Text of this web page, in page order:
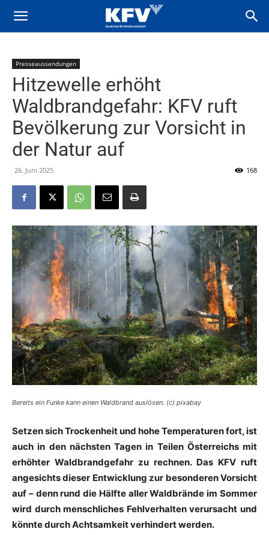
Presseaussendungen
Hitzewelle erhöht
Waldbrandgefahr: KFV ruft
Bevölkerung zur Vorsicht in
der Natur auf
26. Juni 2025 168
Bereits ein Funke kann einen Waldbrand auslösen. (c) pixabay
Setzen sich Trockenheit und hohe Temperaturen fort, ist
auch in den nächsten Tagen in Teilen Österreichs mit
erhöhter Waldbrandgefahr zu rechnen. Das KFV ruft
angesichts dieser Entwicklung zur besonderen Vorsicht
auf – denn rund die Hälfte aller Waldbrände im Sommer
wird durch menschliches Fehlverhalten verursacht und
könnte durch Achtsamkeit verhindert werden.